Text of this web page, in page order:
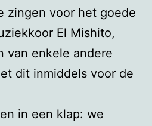
zingen voor het goede
El Mishito,
van enkele andere
dit inmiddels voor de
in een klap: we